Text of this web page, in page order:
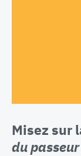
Misez sur
du